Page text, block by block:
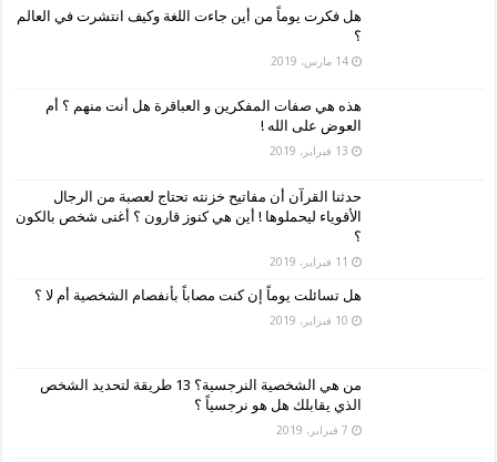
هل فكرت يوماً من أين جاءت اللغة وكيف انتشرت في العالم
؟
14 مارس، 2019
هذه هي صفات المفكرين و العباقرة هل أنت منهم ؟ أم
العوض على الله !
13 فبراير، 2019
حدثنا القرآن أن مفاتيح خزنته تحتاج لعصبة من الرجال
الأقوياء ليحملوها ! أين هي كنوز قارون ؟ أغنى شخص بالكون
؟
11 فبراير، 2019
هل تسائلت يوماً إن كنت مصاباً بأنفصام الشخصية أم لا ؟
10 فبراير، 2019
من هي الشخصية النرجسية؟ 13 طريقة لتحديد الشخص
الذي يقابلك هل هو نرجسياً ؟
7 فبراير، 2019